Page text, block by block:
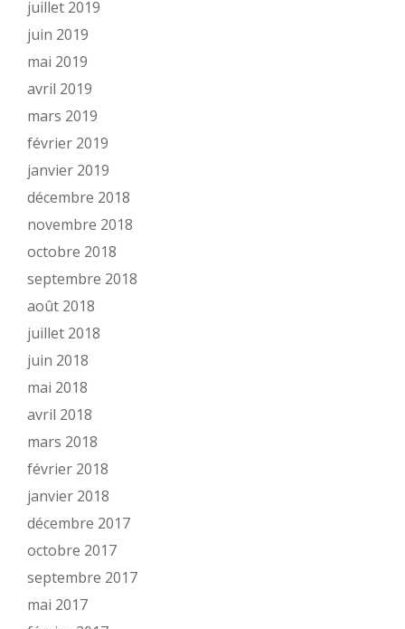
juillet 2019
juin 2019
mai 2019
avril 2019
mars 2019
février 2019
janvier 2019
décembre 2018
novembre 2018
octobre 2018
septembre 2018
août 2018
juillet 2018
juin 2018
mai 2018
avril 2018
mars 2018
février 2018
janvier 2018
décembre 2017
octobre 2017
septembre 2017
mai 2017